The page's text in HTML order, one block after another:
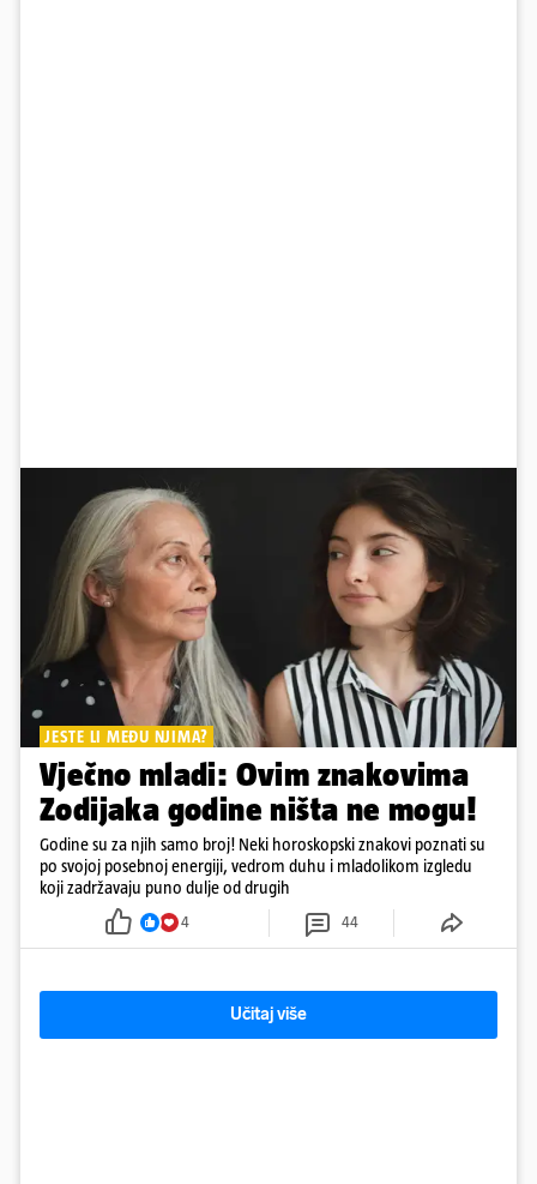
JESTE LI MEĐU NJIMA?
Vječno mladi: Ovim znakovima
Zodijaka godine ništa ne mogu!
Godine su za njih samo broj! Neki horoskopski znakovi poznati su
po svojoj posebnoj energiji, vedrom duhu i mladolikom izgledu
koji zadržavaju puno dulje od drugih
4 44
Učitaj više